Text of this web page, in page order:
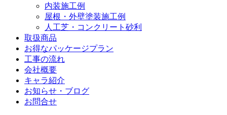
内装施工例
屋根・外壁塗装施工例
人工芝・コンクリート砂利
取扱商品
お得なパッケージプラン
工事の流れ
会社概要
キャラ紹介
お知らせ・ブログ
お問合せ